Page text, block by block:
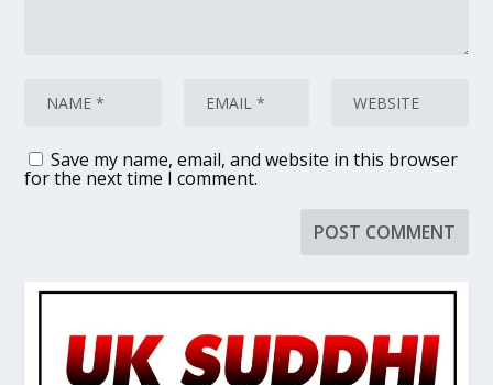
Save my name, email, and website in this browser
for the next time I comment.